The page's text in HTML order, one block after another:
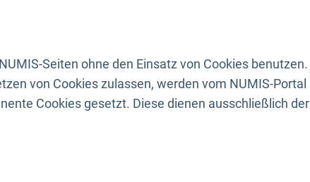
Seiten ohne den Einsatz von Cookies benutzen.
von Cookies zulassen, werden vom NUMIS-Portal
Cookies gesetzt. Diese dienen ausschließlich der